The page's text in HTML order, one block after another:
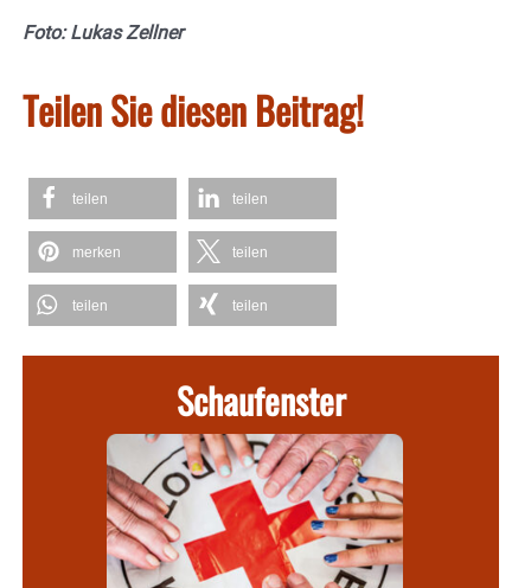
Foto: Lukas Zellner
Teilen Sie diesen Beitrag!
teilen teilen
merken teilen
teilen teilen
Schaufenster